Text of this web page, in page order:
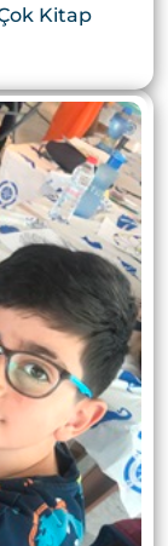
Kitap